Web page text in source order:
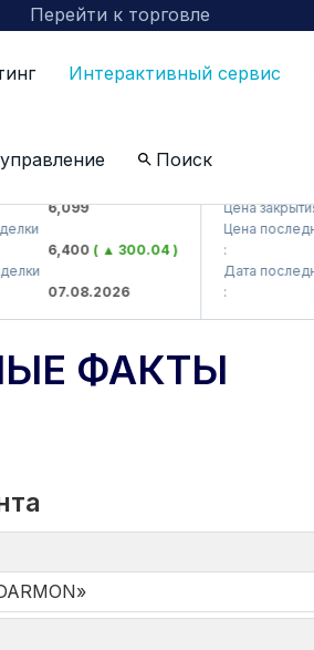
Перейти к торговле
Интерактивный сервис
Поиск
6,099
6,400( ▲ 300.04 )
07.08.2026
Цена закрытия :
Цена
Дата
ФАКТЫ